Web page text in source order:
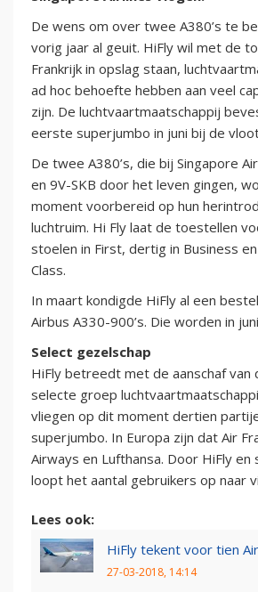
De wens om over twee A380’s te
vorig jaar al geuit. HiFly wil met de
Frankrijk in opslag staan,
ad hoc behoefte hebben aan veel
zijn. De luchtvaartmaatschappij
eerste superjumbo in juni bij de
De twee A380’s, die bij Singapore
en 9V-SKB door het leven gingen,
moment voorbereid op hun
luchtruim. Hi Fly laat de toestellen
stoelen in First, dertig in Business
Class.
In maart kondigde HiFly al een
Airbus A330-900’s. Die worden in
Select gezelschap
HiFly betreedt met de aanschaf van
selecte groep
vliegen op dit moment dertien
superjumbo. In Europa zijn dat Air
Airways en Lufthansa. Door HiFly en
loopt het aantal gebruikers op naar
Lees ook:
HiFly tekent voor tien
27-03-2018, 14:14